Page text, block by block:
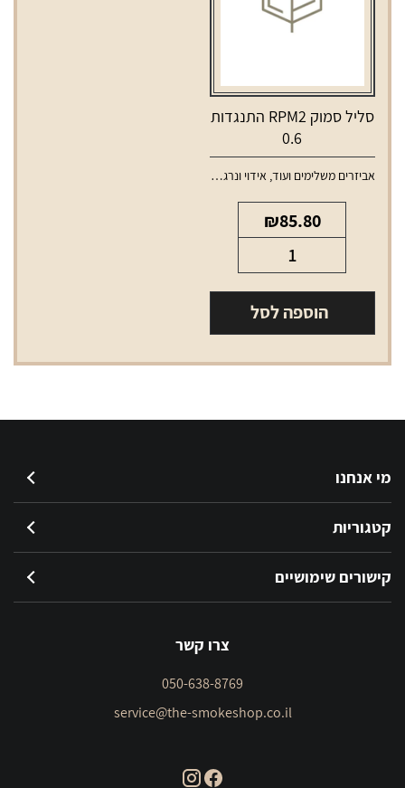
סליל סמוק RPM2 התנגדות
0.6
אביזרים משלימים ועוד, אידוי ונרגילות
₪85.80
של
סליל
סמוק
הוספה לסל
מי אנחנו
קטגוריות
קישורים שימושיים
צרו קשר
050-638-8769
service@the-smokeshop.co.il